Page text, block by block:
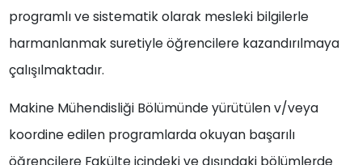
programlı ve sistematik olarak mesleki bilgilerle
harmanlanmak suretiyle öğrencilere kazandırılmaya
çalışılmaktadır.
Makine Mühendisliği Bölümünde yürütülen v/veya
koordine edilen programlarda okuyan başarılı
öğrencilere Fakülte içindeki ve dışındaki bölümlerde